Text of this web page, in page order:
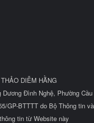
DIỄM HẰNG
Đình Nghệ, Phường
GP-BTTTT do Bộ Thông tin
tin từ Website này